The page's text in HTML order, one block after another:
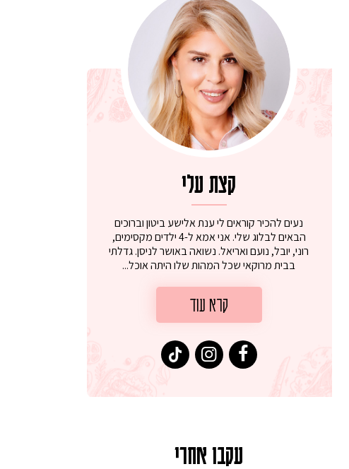
קצת עלי
נעים להכיר קוראים לי ענת אלישע ביטון וברוכים
הבאים לבלוג שלי. אני אמא ל-4 ילדים מקסימים,
רוני, יובל, נועם ואריאל. נשואה באושר לניסן. גדלתי
בבית מרוקאי שכל המהות שלו היתה אוכל...
קרא עוד
עקבו אחרי